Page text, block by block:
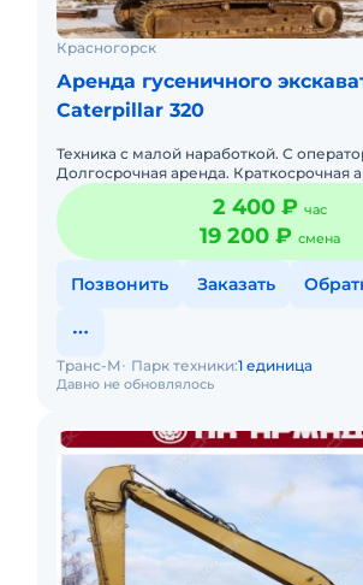
Красногорск
Аренда гусеничного
Caterpillar 320
Техника с малой наработкой. С
Долгосрочная аренда. Краткосрочная
отчетных документов.
2 400 ₽ час
19 200 ₽ смена
Позвонить Заказать
Давно не обновлялось
Транс-М Парк техники:1 единица